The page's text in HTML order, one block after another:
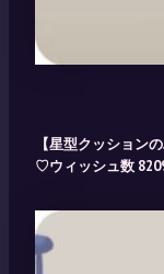
【星型クッション
♡ウィッシュ数